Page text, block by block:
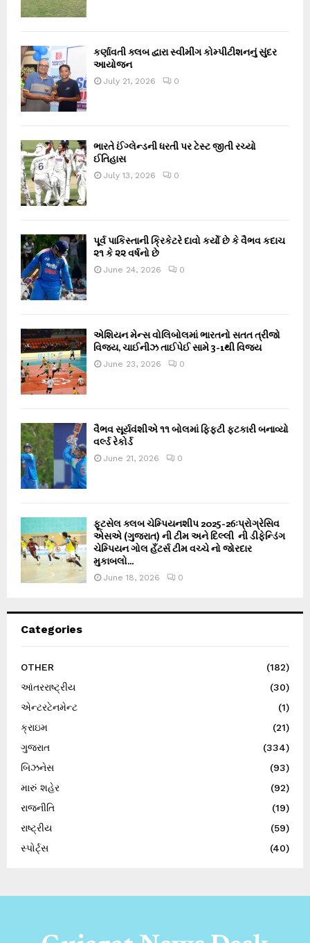
કર્ણાવતી ક્લબ દ્વારા સ્વીમીંગ કોમ્પીટીશનનું સુંદર
આયોજન
July 21, 2026 0
ભારતે ઈંગ્લેન્ડની ધરતી પર ટેસ્ટ જીતી રચ્યો
ઈતિહાસ
July 13, 2026 0
પૂર્વ પાકિસ્તાની ક્રિકેટરે દાવો કર્યો છે કે વૈભવ કદાચ
૨૧ કે ૨૨ વર્ષનો છે
June 24, 2026 0
એશિયન મેન્સ વોલિબોલમાં ભારતનો સતત ત્રીજો
વિજય, ચાઈનીઝ તાઈપેઈ સામે 3-1થી વિજય
June 23, 2026 0
વૈભવ સૂર્યવંશીએ ૧૧ બોલમાં ફિફ્ટી ફટકારી બનાવ્યો
વર્લ્ડ રેકોર્ડ
June 21, 2026 0
ફૂટસેલ ક્લબ ચેમ્પિયનશીપ 2025-26ઃપ્રોગ્રેસિવ
એસએ (ગુજરાત) ની ટીમ અને દિલ્લી ની ડીફેન્ડિંગ
ચેમ્પિયન ગોલ હઁટર્સ ટીમ વચ્ચે નો જોરદાર
મુકાબલો...
June 18, 2026 0
Categories
OTHER
(182)
આંતરરાષ્ટ્રીય
(30)
એન્ટરટેનમેન્ટ
(1)
ક્રાઇમ
(21)
ગુજરાત
(334)
બિઝનેસ
(93)
મારું શહેર
(92)
રાજનીતિ
(19)
રાષ્ટ્રીય
(59)
સ્પોર્ટ્સ
(40)